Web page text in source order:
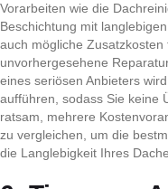
Vorarbeiten wie die
Beschichtung mit
auch mögliche
unvorhergesehene
eines seriösen Anbieters
aufführen, sodass Sie keine
ratsam, mehrere
zu vergleichen, um die
die Langlebigkeit Ihres